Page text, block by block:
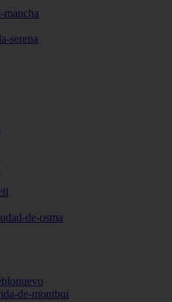
mancha
serena
de-osma
de-montbui